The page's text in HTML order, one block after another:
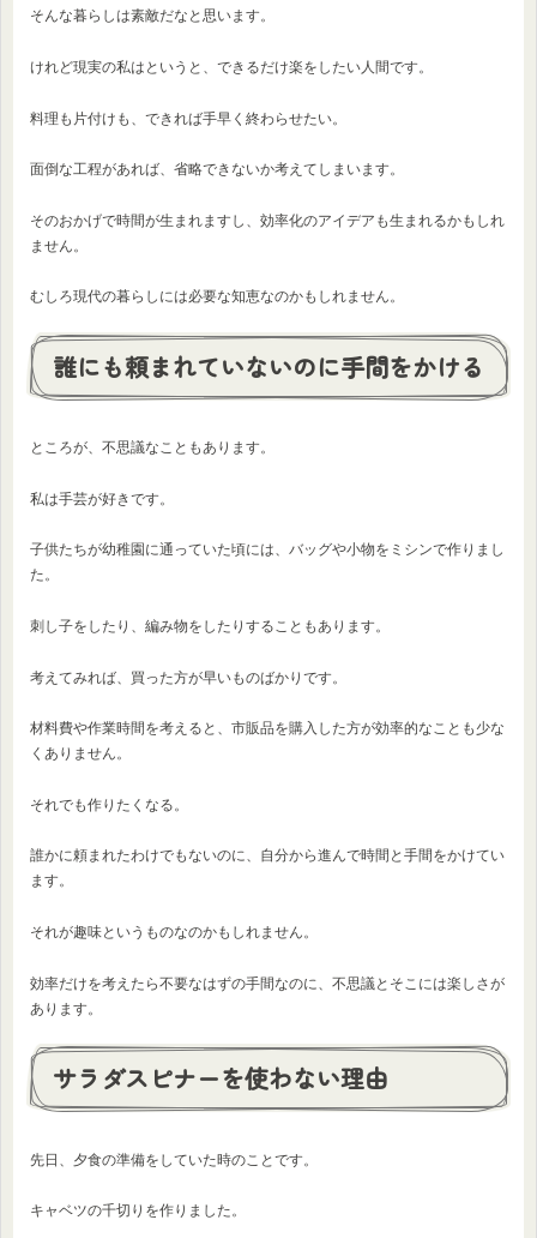
そんな暮らしは素敵だなと思います。
けれど現実の私はというと、できるだけ楽をしたい人間です。
料理も片付けも、できれば手早く終わらせたい。
面倒な工程があれば、省略できないか考えてしまいます。
そのおかげで時間が生まれますし、効率化のアイデアも生まれるかもしれ
ません。
むしろ現代の暮らしには必要な知恵なのかもしれません。
誰にも頼まれていないのに手間をかける
ところが、不思議なこともあります。
私は手芸が好きです。
子供たちが幼稚園に通っていた頃には、バッグや小物をミシンで作りまし
た。
刺し子をしたり、編み物をしたりすることもあります。
考えてみれば、買った方が早いものばかりです。
材料費や作業時間を考えると、市販品を購入した方が効率的なことも少な
くありません。
それでも作りたくなる。
誰かに頼まれたわけでもないのに、自分から進んで時間と手間をかけてい
ます。
それが趣味というものなのかもしれません。
効率だけを考えたら不要なはずの手間なのに、不思議とそこには楽しさが
あります。
サラダスピナーを使わない理由
先日、夕食の準備をしていた時のことです。
キャベツの千切りを作りました。